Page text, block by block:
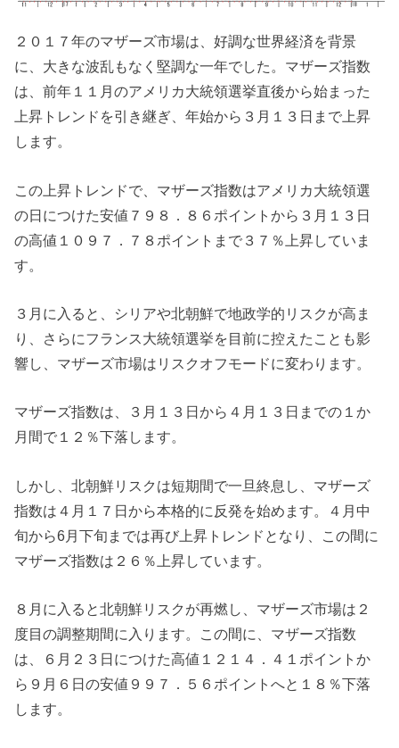
２０１７年のマザーズ市場は、好調な世界経済を背景
に、大きな波乱もなく堅調な一年でした。マザーズ指数
は、前年１１月のアメリカ大統領選挙直後から始まった
上昇トレンドを引き継ぎ、年始から３月１３日まで上昇
します。
この上昇トレンドで、マザーズ指数はアメリカ大統領選
の日につけた安値７９８．８６ポイントから３月１３日
の高値１０９７．７８ポイントまで３７％上昇していま
す。
３月に入ると、シリアや北朝鮮で地政学的リスクが高ま
り、さらにフランス大統領選挙を目前に控えたことも影
響し、マザーズ市場はリスクオフモードに変わります。
マザーズ指数は、３月１３日から４月１３日までの１か
月間で１２％下落します。
しかし、北朝鮮リスクは短期間で一旦終息し、マザーズ
指数は４月１７日から本格的に反発を始めます。４月中
旬から6月下旬までは再び上昇トレンドとなり、この間に
マザーズ指数は２６％上昇しています。
８月に入ると北朝鮮リスクが再燃し、マザーズ市場は２
度目の調整期間に入ります。この間に、マザーズ指数
は、６月２３日につけた高値１２１４．４１ポイントか
ら９月６日の安値９９７．５６ポイントへと１８％下落
します。